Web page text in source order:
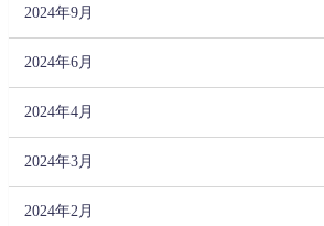
2024年9月
2024年6月
2024年4月
2024年3月
2024年2月